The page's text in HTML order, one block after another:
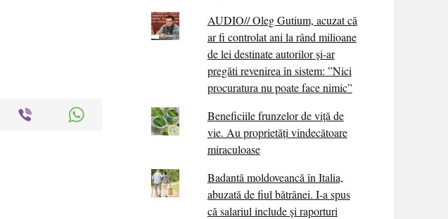
AUDIO// Oleg Gutium, acuzat că
ar fi controlat ani la rând milioane
de lei destinate autorilor și-ar
pregăti revenirea în sistem: ”Nici
procuratura nu poate face nimic”
Beneficiile frunzelor de viță de
vie. Au proprietăţi vindecătoare
miraculoase
Badantă moldoveancă în Italia,
abuzată de fiul bătrânei. I-a spus
că salariul include și raporturi